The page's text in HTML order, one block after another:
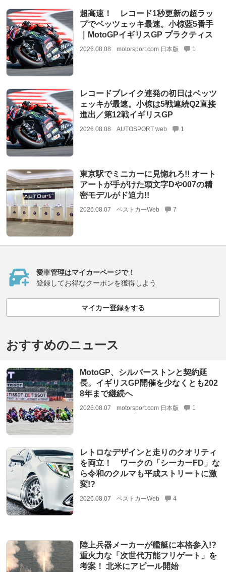
超高速！ レコード1秒更新の超ラッ
プでベッツェッキ最速。小椋藍5番手
｜MotoGPイギリスGP プラクティス
2026.08.08 motorsport.com 日本版 1
レコードブレイク連発の初日はベッツ
ェッキが最速。小椋は5戦連続Q2直接
進出／第12戦イギリスGP
2026.08.08 AUTOSPORT web 1
東京駅でミニカーに見惚れろ!! オート
アートが手がけた頭文字Dや007の精
密モデルがド迫力!!
2026.08.07 ベストカーWeb 7
愛車管理はマイカーページで！
登録してお得なクーポンを獲得しよう
マイカー登録をする
おすすめのニュース
MotoGP、シルバーストンと契約延
長。イギリスGP開催を少なくとも202
8年まで継続へ
2026.08.07 motorsport.com 日本版 1
レトロなデザインと走りのクオリティ
を両立！ ワークの「シーカーFD」な
ら令和のクルマも平成ストリートに激
変!?
2026.08.07 ベストカーWeb 4
陸上兵器メーカーが艦艇に本格参入!?
重火力な「次世代万能フリゲート」を
考案！ 北米にアピール開始